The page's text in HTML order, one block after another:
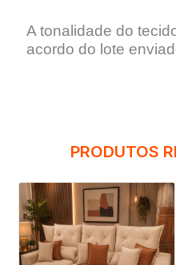
A tonalidade do
acordo do lote
PRODUTOS